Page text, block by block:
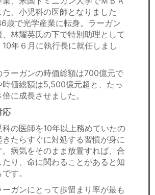
た。小児科の医師となりました
歳で光学産業に転身。ラーガン
林耀英氏の下で特別助理として
10年６月に執行長に就任しまし
ーガンの時価総額は700億元で
時価総額は5,500億元超と、たっ
に成長させました。
応
の医師を10年以上務めていたの
きたらすぐに対処する習慣が身に
病気をそのまま放置すれば、合
り、命に関わることがあると知
す。
ガンにとって歩留まり率が最も